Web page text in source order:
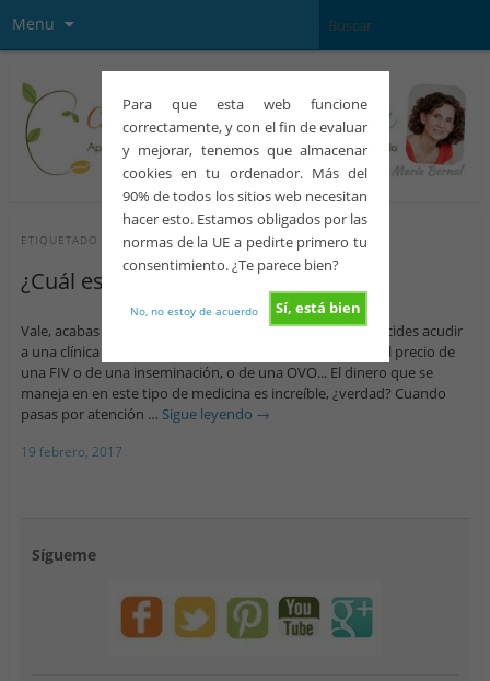
Para que esta web funcione
correctamente, y con el fin de evaluar
y mejorar, tenemos que almacenar
cookies en tu ordenador. Más del
90% de todos los sitios web necesitan
hacer esto. Estamos obligados por las
normas de la UE a pedirte primero tu
consentimiento. ¿Te parece bien?
Sí, está bien
No, no estoy de acuerdo
Menu
ETIQUETADO CONPRECIOS INSEMINACIÓN
¿Cuál es el precio de una FIV?
Vale, acabas de recibir un diagnóstico de infertilidad y decides acudir
a una clínica de reproducción asistida para informarte del precio de
una FIV o de una inseminación, o de una OVO... El dinero que se
maneja en en este tipo de medicina es increíble, ¿verdad? Cuando
pasas por atención … Sigue leyendo →
19 febrero, 2017
Sígueme